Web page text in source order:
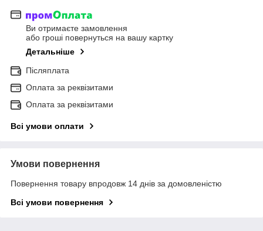
Ви отримаєте замовлення
або гроші повернуться на вашу картку
Детальніше
Післяплата
Оплата за реквізитами
Оплата за реквізитами
Всі умови оплати
Умови повернення
Повернення товару впродовж 14 днів за домовленістю
Всі умови повернення